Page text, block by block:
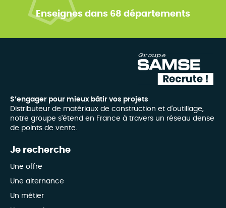
Enseignes dans 68 départements
S’engager pour mieux bâtir vos projets
Distributeur de matériaux de construction et d'outillage,
notre groupe s'étend en France à travers un réseau dense
de points de vente.
Je recherche
Une offre
Une alternance
Un métier